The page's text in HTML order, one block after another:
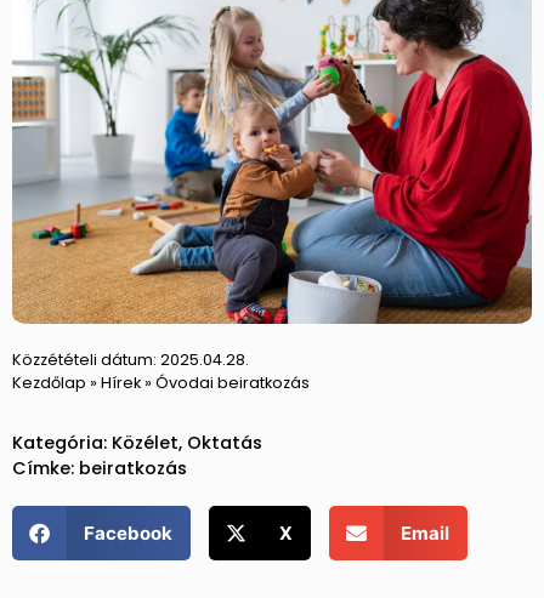
Közzétételi dátum: 2025.04.28.
Kezdőlap » Hírek» Óvodai beiratkozás
Kategória: Közélet, Oktatás
Címke: beiratkozás
Facebook X Email